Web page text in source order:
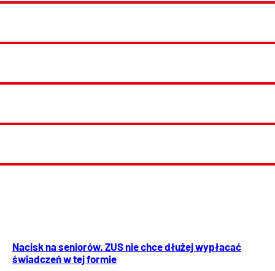
Nacisk na seniorów. ZUS nie chce dłużej wypłacać
świadczeń w tej formie